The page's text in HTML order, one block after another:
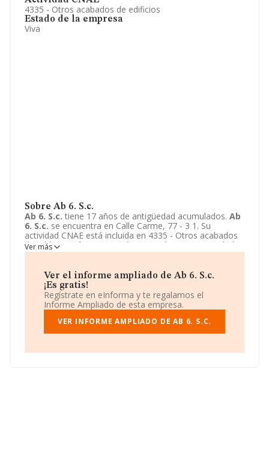
4335 - Otros acabados de edificios
Estado de la empresa
Viva
Sobre Ab 6. S.c.
Ab 6. S.c. tiene 17 años de antigüedad acumulados. Ab
6. S.c. se encuentra en Calle Carme, 77 - 3 1. Su
actividad CNAE está incluida en 4335 - Otros acabados
de edificios.
Ab 6. S.c.
está registrada como Sociedad
civil.
Ver más
Ver el informe ampliado de Ab 6. S.c.
¡Es gratis!
Regístrate en eInforma y te regalamos el
Informe Ampliado de esta empresa.
VER INFORME AMPLIADO DE AB 6. S.C.